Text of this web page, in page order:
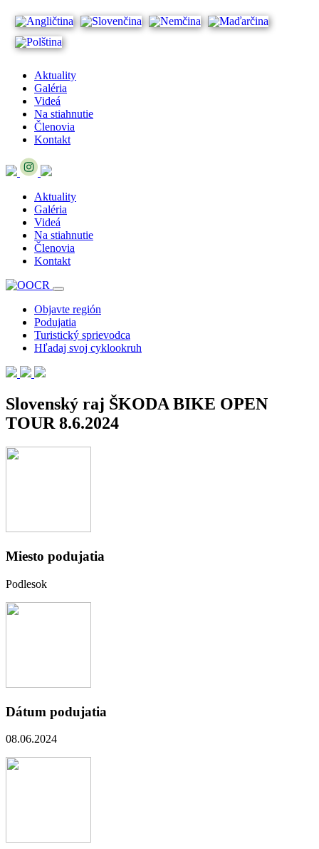
Aktuality
Galéria
Videá
Na stiahnutie
Členovia
Kontakt
Aktuality
Galéria
Videá
Na stiahnutie
Členovia
Kontakt
Objavte región
Podujatia
Turistický sprievodca
Hľadaj svoj cyklookruh
Slovenský raj ŠKODA BIKE OPEN
TOUR 8.6.2024
Miesto podujatia
Podlesok
Dátum podujatia
08.06.2024